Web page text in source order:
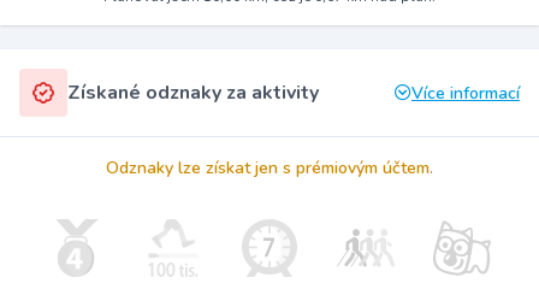
Získané odznaky za aktivity Více informací
Odznaky lze získat jen s prémiovým účtem.